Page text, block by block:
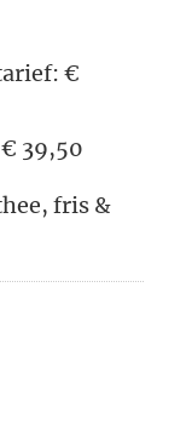
€
39,50
fris &